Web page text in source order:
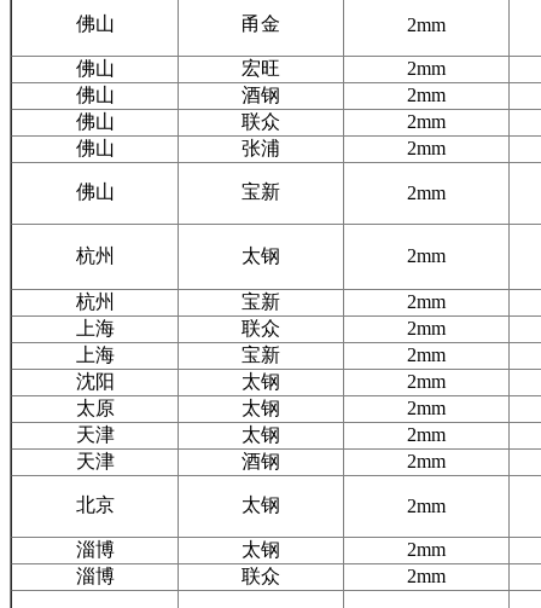
佛山 甬金 2mm
佛山 宏旺
2mm
佛山
酒钢
2mm
佛山
联众
2mm
佛山
张浦 2mm
佛山 宝新 2mm
杭州 太钢 2mm
杭州 宝新
2mm
上海
联众
2mm
上海
宝新
2mm
沈阳
太钢
2mm
太原
太钢
2mm
天津
太钢
2mm
天津
酒钢 2mm
北京 太钢 2mm
淄博 太钢
2mm
淄博
联众 2mm